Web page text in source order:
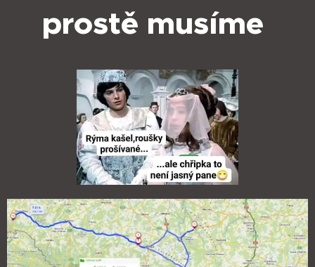
prostě musíme